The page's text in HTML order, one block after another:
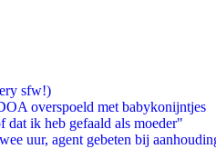
sfw!)
overspoeld met babykonijntjes
ik heb gefaald als moeder"
uur, agent gebeten bij